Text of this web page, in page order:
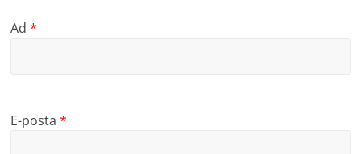
Ad*
E-posta*